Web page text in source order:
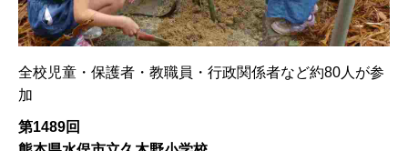
全校児童・保護者・教職員・行政関係者など約80人が参
加
第1489回